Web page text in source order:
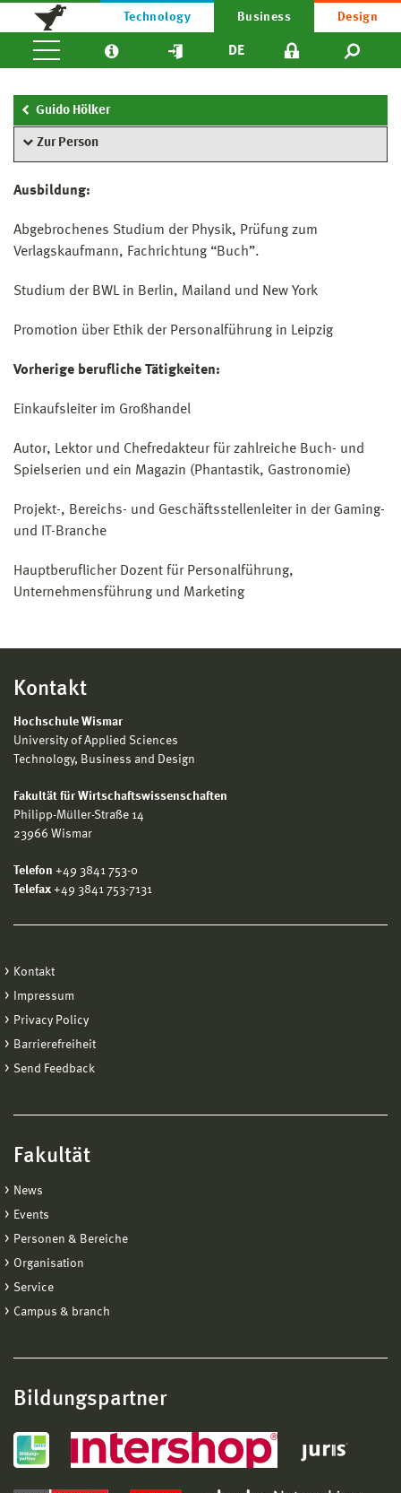
Technology Business Design
DE
Guido Hölker
Zur Person
Ausbildung:
Abgebrochenes Studium der Physik, Prüfung zum
Verlagskaufmann, Fachrichtung “Buch”.
Studium der BWL in Berlin, Mailand und New York
Promotion über Ethik der Personalführung in Leipzig
Vorherige berufliche Tätigkeiten:
Einkaufsleiter im Großhandel
Autor, Lektor und Chefredakteur für zahlreiche Buch- und
Spielserien und ein Magazin (Phantastik, Gastronomie)
Projekt-, Bereichs- und Geschäftsstellenleiter in der Gaming-
und IT-Branche
Hauptberuflicher Dozent für Personalführung,
Unternehmensführung und Marketing
Kontakt
Hochschule Wismar
University of Applied Sciences
Technology, Business and Design
Fakultät für Wirtschaftswissenschaften
Philipp-Müller-Straße 14
23966 Wismar
Telefon +49 3841 753-0
Telefax +49 3841 753-7131
Kontakt
Impressum
Privacy Policy
Barrierefreiheit
Send Feedback
Fakultät
News
Events
Personen & Bereiche
Organisation
Service
Campus & branch
Bildungspartner